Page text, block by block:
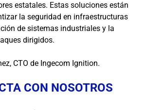
estatales. Estas soluciones están
la seguridad en infraestructuras
de sistemas industriales y la
dirigidos.
CTO de Ingecom Ignition.
CON NOSOTROS